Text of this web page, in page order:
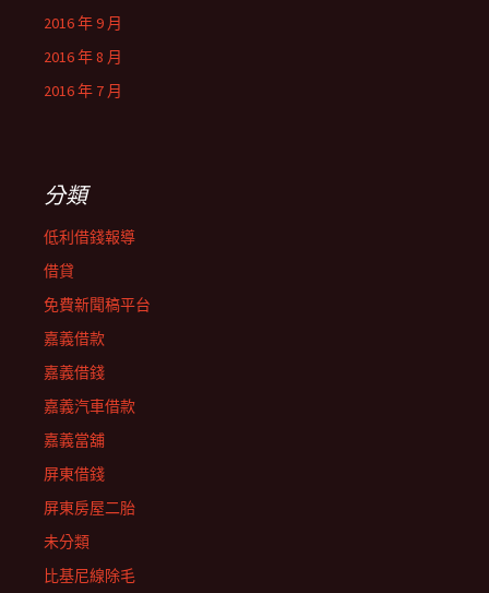
2016 年 9 月
2016 年 8 月
2016 年 7 月
分類
低利借錢報導
借貸
免費新聞稿平台
嘉義借款
嘉義借錢
嘉義汽車借款
嘉義當舖
屏東借錢
屏東房屋二胎
未分類
比基尼線除毛